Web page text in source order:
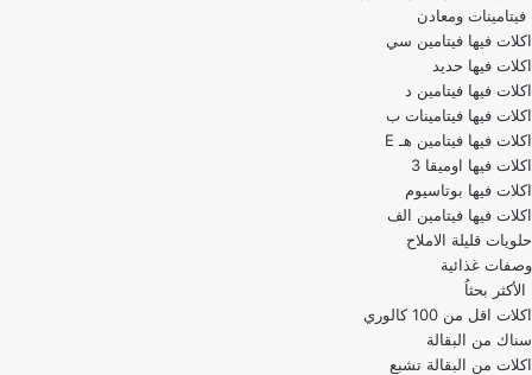
فيتامينات ومعادن
اكلات فيها فيتامين سي
اكلات فيها حديد
اكلات فيها فيتامين د
اكلات فيها فيتامينات ب
اكلات فيها فيتامين هـ E
اكلات فيها اوميقا 3
اكلات فيها بوتاسيوم
اكلات فيها فيتامين الف
حلويات قليلة الاملاح
وصفات غذائية
الأكثر بحثاُ
اكلات اقل من 100 كالوري
اكلات من البقالة تشبع